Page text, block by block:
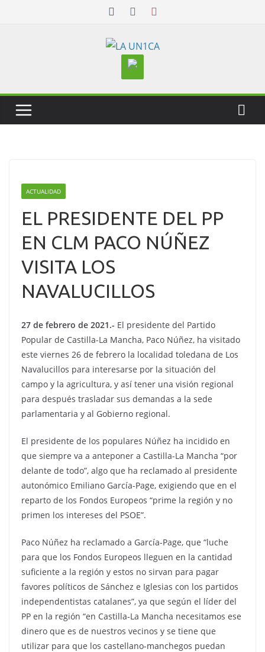
ACTUALIDAD
EL PRESIDENTE DEL PP
EN CLM PACO NÚÑEZ
VISITA LOS
NAVALUCILLOS
27 de febrero de 2021.- El presidente del Partido
Popular de Castilla-La Mancha, Paco Núñez, ha visitado
este viernes 26 de febrero la localidad toledana de Los
Navalucillos para interesarse por la situación del
campo y la agricultura, y así tener una visión regional
para después trasladar sus demandas a la sede
parlamentaria y al Gobierno regional.
El presidente de los populares Núñez ha incidido en
que siempre va a anteponer a Castilla-La Mancha “por
delante de todo”, algo que ha reclamado al presidente
autonómico Emiliano García-Page, exigiendo que en el
reparto de los Fondos Europeos “prime la región y no
primen los intereses del PSOE”.
Paco Núñez ha reclamado a García-Page, que “luche
para que los Fondos Europeos lleguen en la cantidad
suficiente a la región y estos no sirvan para pagar
favores políticos de Sánchez e Iglesias con los partidos
independentistas catalanes”, ya que según el líder del
PP en la región “en Castilla-La Mancha necesitamos ese
dinero que es de nuestros vecinos y se tiene que
utilizar para que los castellano-manchegos puedan